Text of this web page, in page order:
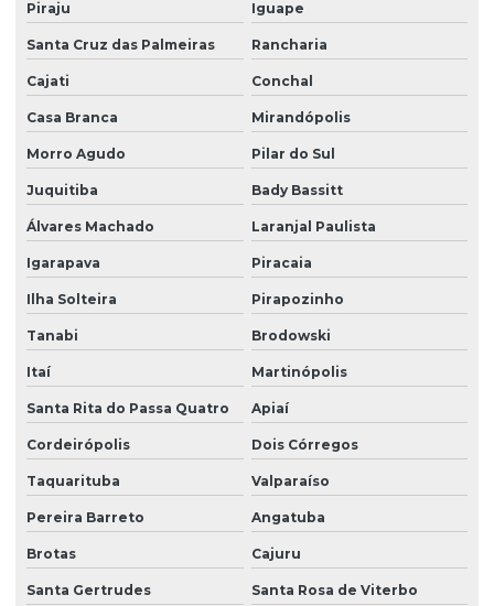
Piraju Iguape
Santa Cruz das Palmeiras Rancharia
Cajati Conchal
Casa Branca Mirandópolis
Morro Agudo Pilar do Sul
Juquitiba Bady Bassitt
Álvares Machado Laranjal Paulista
Igarapava Piracaia
Ilha Solteira Pirapozinho
Tanabi Brodowski
Itaí Martinópolis
Santa Rita do Passa Quatro Apiaí
Cordeirópolis Dois Córregos
Taquarituba Valparaíso
Pereira Barreto Angatuba
Brotas Cajuru
Santa Gertrudes Santa Rosa de Viterbo